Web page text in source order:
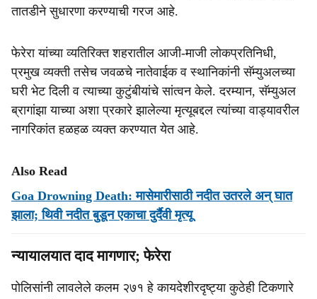
तातडीने सुधारणा करण्याची गरज आहे.
फेरेरा यांच्या व्यतिरिक्त शहरातील आजी-माजी लोकप्रतिनिधी,
प्रमुख व्यक्ती तसेच जवळचे नातेवाईक व स्थानिकांनी सॅम्युअलच्या
घरी भेट दिली व त्याच्या कुटुंबीयांचे सांत्वन केले. दरम्यान, सॅम्युअल
ब्रागांझा याच्या अशा प्रकारे झालेल्या मृत्यूबद्दल त्यांच्या वाड्यावरील
नागरिकांत हळहळ व्यक्त करण्यात येत आहे.
Also Read
Goa Drowning Death: मासेमारीसाठी नदीत उतरले अन् घात
झाला; थिवी नदीत बुडून एकाचा दुर्दैवी मृत्यू
न्यायालयात दाद मागणार; फेरेरा
पोलिसांनी लावलेले कलम २७१ हे कायदेशीरदृष्ट्या कुठेही टिकणारे